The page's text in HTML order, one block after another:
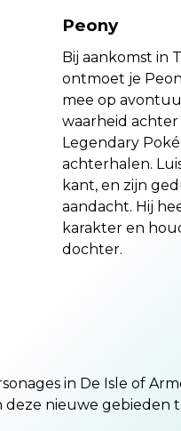
Peony
Bij aankomst in
ontmoet je
mee op
waarheid
Legendary
achterhalen.
kant, en zijn
aandacht. Hij
karakter en
dochter.
in De Isle of
nieuwe gebieden